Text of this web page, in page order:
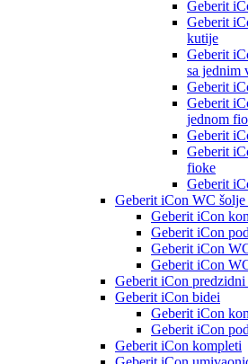
Geberit
Geberit
kutije
Geberit
sa jednim
Geberit
Geberit
jednom
Geberit
Geberit
fioke
Geberit
Geberit iCon WC šolje
Geberit iCon
Geberit iCon
Geberit iCon
Geberit iCon
Geberit iCon
Geberit iCon bidei
Geberit iCon
Geberit iCon
Geberit iCon kompleti